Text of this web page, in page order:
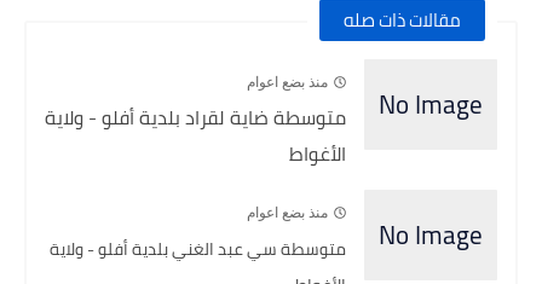
مقالات ذات صله
منذ بضع اعوام
متوسطة ضاية لقراد بلدية أفلو - ولاية
الأغواط
منذ بضع اعوام
متوسطة سي عبد الغني بلدية أفلو - ولاية